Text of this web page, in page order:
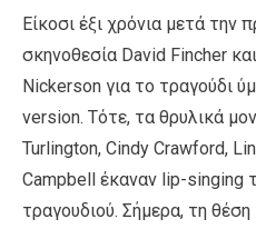
Είκοσι έξι χρόνια μετά
σκηνοθεσία David Fincher
Nickerson για το τραγούδι
νersion. Τότε, τα θρυλικά
Turlington, Cindy Crawford,
Campbell έκαναν lip-singing
τραγουδιού. Σήμερα, τη